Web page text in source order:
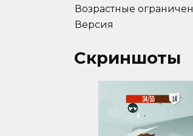
Возрастные
Версия
Скриншоты